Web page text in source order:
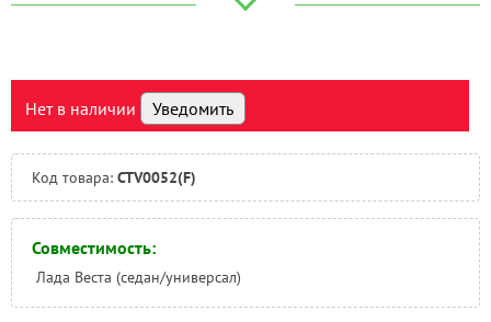
Под заказ
Тюмень:
Под заказ
Нет в наличии Уведомить
Код товара: CTV0052(F)
Совместимость:
Лада Веста (седан/универсал)